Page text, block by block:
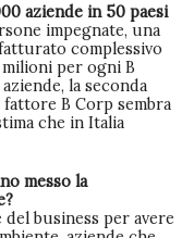
aziende in 50 paesi
impegnate, una
complessivo
per ogni B
la seconda
B Corp sembra
che in Italia
messo la
business per avere